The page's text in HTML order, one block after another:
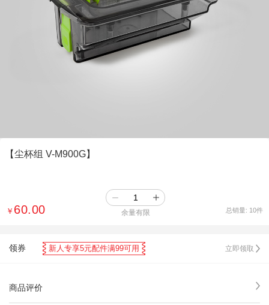
【尘杯组 V-M900G】
￥ 60.00 余量有限 总销量: 10件
领券 新人专享5元配件满99可用 立即领取
商品评价